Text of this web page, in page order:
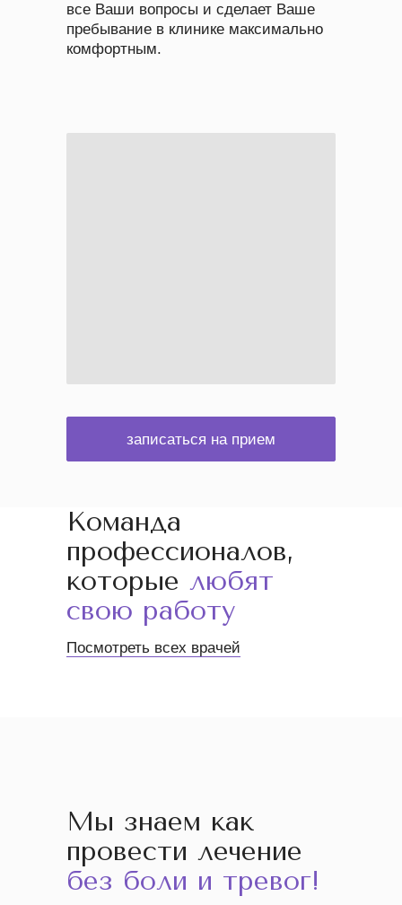
все Ваши вопросы и сделает Ваше
пребывание в клинике максимально
комфортным.
записаться на прием
Команда
профессионалов,
которые любят
свою работу
Посмотреть всех врачей
Мы знаем как
провести лечение
без боли и тревог!